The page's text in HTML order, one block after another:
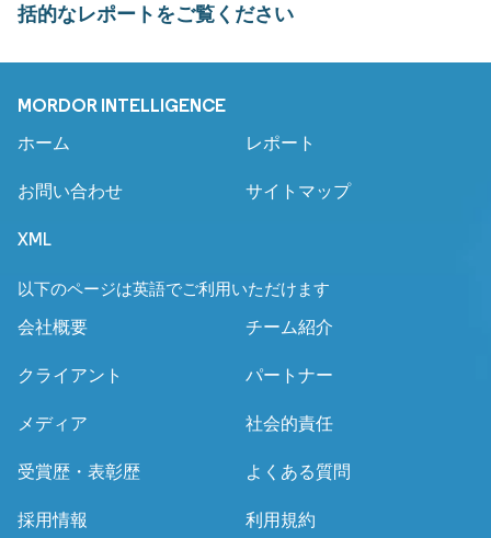
括的なレポートをご覧ください
MORDOR INTELLIGENCE
ホーム レポート
お問い合わせ サイトマップ
XML
以下のページは英語でご利用いただけます
会社概要 チーム紹介
クライアント パートナー
メディア 社会的責任
受賞歴・表彰歴 よくある質問
採用情報 利用規約